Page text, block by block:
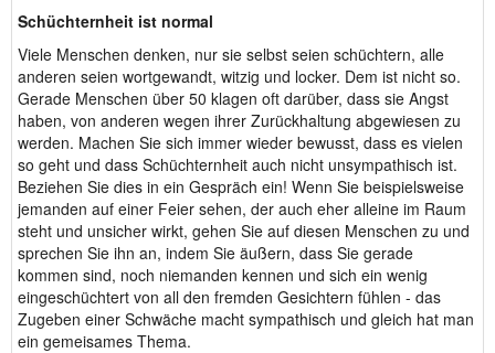
Schüchternheit ist normal
Viele Menschen denken, nur sie selbst seien schüchtern, alle
anderen seien wortgewandt, witzig und locker. Dem ist nicht so.
Gerade Menschen über 50 klagen oft darüber, dass sie Angst
haben, von anderen wegen ihrer Zurückhaltung abgewiesen zu
werden. Machen Sie sich immer wieder bewusst, dass es vielen
so geht und dass Schüchternheit auch nicht unsympathisch ist.
Beziehen Sie dies in ein Gespräch ein! Wenn Sie beispielsweise
jemanden auf einer Feier sehen, der auch eher alleine im Raum
steht und unsicher wirkt, gehen Sie auf diesen Menschen zu und
sprechen Sie ihn an, indem Sie äußern, dass Sie gerade
kommen sind, noch niemanden kennen und sich ein wenig
eingeschüchtert von all den fremden Gesichtern fühlen - das
Zugeben einer Schwäche macht sympathisch und gleich hat man
ein gemeisames Thema.